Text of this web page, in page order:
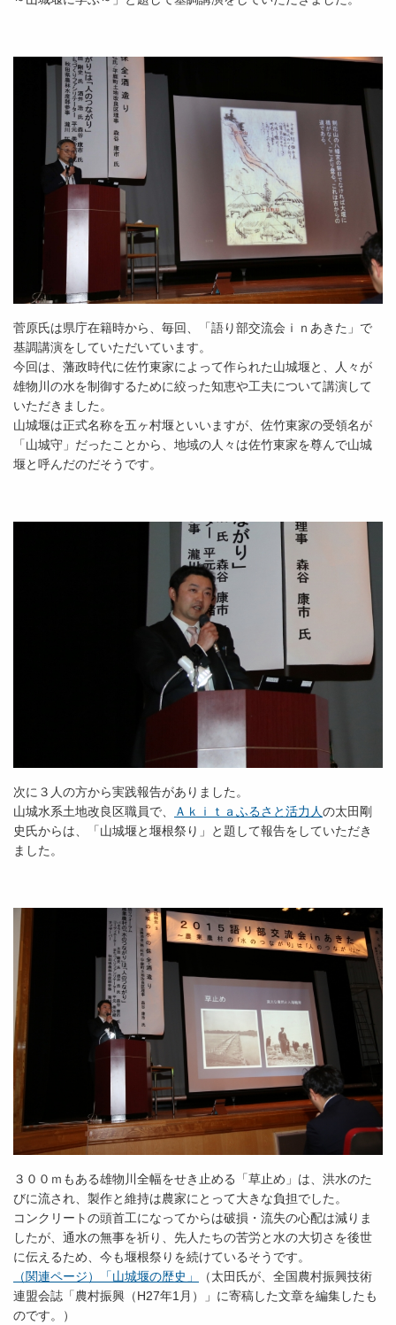
菅原氏は県庁在籍時から、毎回、「語り部交流会ｉｎあきた」で
基調講演をしていただいています。
今回は、藩政時代に佐竹東家によって作られた山城堰と、人々が
雄物川の水を制御するために絞った知恵や工夫について講演して
いただきました。
山城堰は正式名称を五ヶ村堰といいますが、佐竹東家の受領名が
「山城守」だったことから、地域の人々は佐竹東家を尊んで山城
堰と呼んだのだそうです。
次に３人の方から実践報告がありました。
山城水系土地改良区職員で、
Ａｋｉｔａふるさと活力人の太田剛
史氏からは、「山城堰と堰根祭り」と題して報告をしていただき
ました。
３００ｍもある雄物川全幅をせき止める「草止め」は、洪水のた
びに流され、製作と維持は農家にとって大きな負担でした。
コンクリートの頭首工になってからは破損・流失の心配は減りま
したが、通水の無事を祈り、先人たちの苦労と水の大切さを後世
に伝えるため、今も堰根祭りを続けているそうです。
（関連ページ）「山城堰の歴史」
（太田氏が、全国農村振興技術
連盟会誌「農村振興（H27年1月）」に寄稿した文章を編集したも
のです。）